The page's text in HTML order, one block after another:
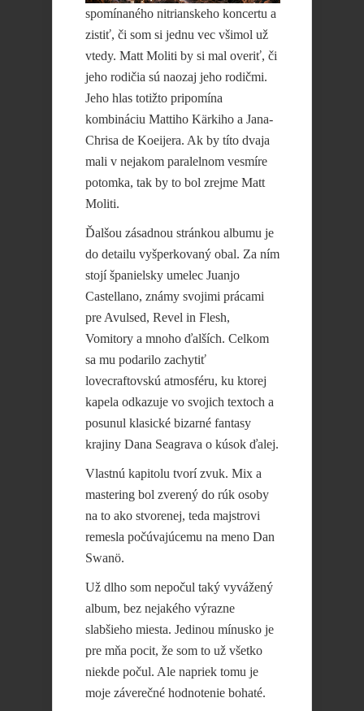
spomínaného nitrianskeho koncertu a
zistiť, či som si jednu vec všimol už
vtedy. Matt Moliti by si mal overiť, či
jeho rodičia sú naozaj jeho rodičmi.
Jeho hlas totižto pripomína
kombináciu Mattiho Kärkiho a Jana-
Chrisa de Koeijera. Ak by títo dvaja
mali v nejakom paralelnom vesmíre
potomka, tak by to bol zrejme Matt
Moliti.
Ďalšou zásadnou stránkou albumu je
do detailu vyšperkovaný obal. Za ním
stojí španielsky umelec Juanjo
Castellano, známy svojimi prácami
pre Avulsed, Revel in Flesh,
Vomitory a mnoho ďalších. Celkom
sa mu podarilo zachytiť
lovecraftovskú atmosféru, ku ktorej
kapela odkazuje vo svojich textoch a
posunul klasické bizarné fantasy
krajiny Dana Seagrava o kúsok ďalej.
Vlastnú kapitolu tvorí zvuk. Mix a
mastering bol zverený do rúk osoby
na to ako stvorenej, teda majstrovi
remesla počúvajúcemu na meno Dan
Swanö.
Už dlho som nepočul taký vyvážený
album, bez nejakého výrazne
slabšieho miesta. Jedinou mínusko je
pre mňa pocit, že som to už všetko
niekde počul. Ale napriek tomu je
moje záverečné hodnotenie bohaté.